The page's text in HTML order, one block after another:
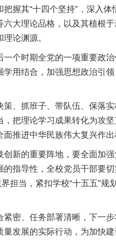
握其“十四个坚持”，深入
大理论品格，以及其植根
论渊源。
个时期全党的一项重要政
用结合，加强思想政治引
、抓班子、带队伍、保落
把理论学习成果转化为攻
推进中华民族伟大复兴作出
新的重要阵地，要全面加
指导性，全校党员干部要
担当，紧扣学校“十五五”
密、任务部署清晰，下一
发展的实际行动，为加快